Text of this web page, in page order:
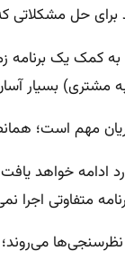
حل مشکلاتی که
به کمک یک
مشتری) بسیار
مهم است؛
ادامه خواهد
متفاوتی